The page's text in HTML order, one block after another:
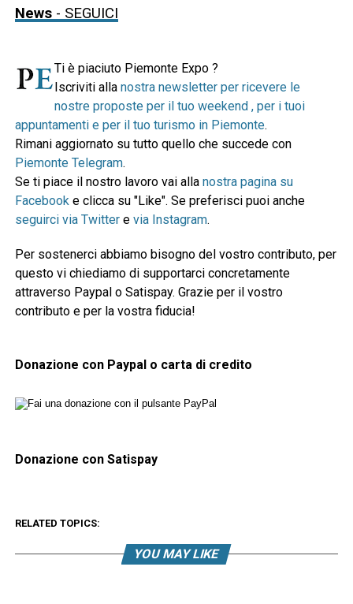
News- SEGUICI
Ti è piaciuto Piemonte Expo ?
Iscriviti alla nostra newsletter per ricevere le
nostre proposte per il tuo weekend , per i tuoi
appuntamenti e per il tuo turismo in Piemonte.
Rimani aggiornato su tutto quello che succede con
Piemonte Telegram.
Se ti piace il nostro lavoro vai alla nostra pagina su
Facebooke clicca su "Like". Se preferisci puoi anche
seguirci via Twittere via Instagram.
Per sostenerci abbiamo bisogno del vostro contributo, per
questo vi chiediamo di supportarci concretamente
attraverso Paypal o Satispay. Grazie per il vostro
contributo e per la vostra fiducia!
Donazione con Paypal o carta di credito
Donazione con Satispay
RELATED TOPICS:
YOU MAY LIKE